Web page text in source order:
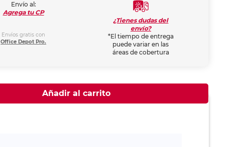
Envío al:
Agrega tu CP
Envíos gratis con
Office Depot Pro.
¿Tienes dudas del
envío?
*El tiempo de entrega
puede variar en las
áreas de cobertura
Añadir al carrito